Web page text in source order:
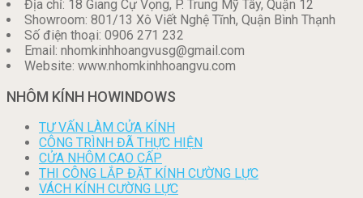
Địa chỉ: 18 Giang Cự Vọng, P. Trung Mỹ Tây, Quận 12
Showroom: 801/13 Xô Viết Nghệ Tĩnh, Quận Bình Thạnh
Số điện thoại: 0906 271 232
Email: nhomkinhhoangvusg@gmail.com
Website: www.nhomkinhhoangvu.com
NHÔM KÍNH HOWINDOWS
TƯ VẤN LÀM CỬA KÍNH
CÔNG TRÌNH ĐÃ THỰC HIỆN
CỬA NHÔM CAO CẤP
THI CÔNG LẮP ĐẶT KÍNH CƯỜNG LỰC
VÁCH KÍNH CƯỜNG LỰC